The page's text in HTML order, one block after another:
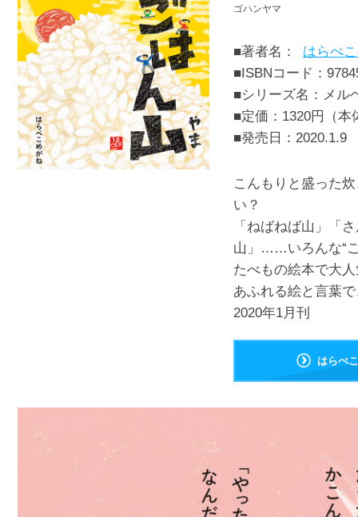
ゴハンヤマ
■著者名：
はらぺ
■ISBNコード：
■シリーズ名：メル
■定価：1320円（本
■発売日： 2020.1.9
こんもりと盛った
い？
「ねばねば山」「
山」……いろんな“
たべもの絵本で大
あふれる絵と言葉
2020年1月刊
はらぺ